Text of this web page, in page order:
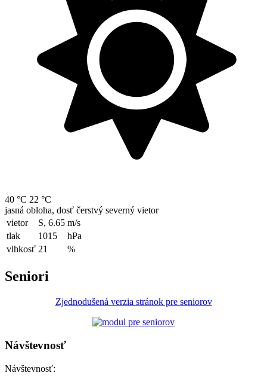
40 °C 22 °C
jasná obloha, dosť čerstvý severný vietor
vietor
S, 6.65 m/s
tlak
1015
hPa
vlhkosť 21 %
Seniori
Zjednodušená verzia stránok pre seniorov
Návštevnosť
Návštevnosť: